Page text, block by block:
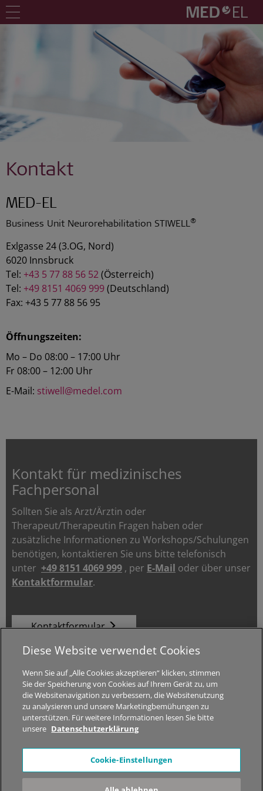
Kontakt
MED-EL
Business Unit Neurorehabilitation STIWELL®
Exlgasse 24 (3.OG, Nord)
6020 Innsbruck
Tel: +43 5 77 88 56 52(Österreich)
Tel: +49 8151 4069 999(Deutschland)
Fax: +43 5 77 88 56 95
Öffnungszeiten:
Mo – Do 08:00 – 17:00 Uhr
Fr 08:00 – 12:00 Uhr
E-Mail: stiwell@medel.com
Kontakt für medizinisches
Fachpersonal
Sollten Sie als Arzt/Ärztin oder
Therapeut/Therapeutin Fragen haben oder
zusätzliche Informationen zu Workshops/Schulungen
benötigen, kontaktieren Sie uns bitte telefonisch
unter +49 8151 4069 999 , per E-Mail oder über unser
Kontaktformular.
Kontaktformular
Alle Rechte vorbehalten.
| Über STIWELL | Sitemap | Datenschutzhinweise|
Impressum
*Der Inhalt dieser Webseite dient nur zur allgemeinen
Information. Es werden keine medizinischen Ratschläge
gegeben! Kontaktieren Sie bitte Ihren Arzt und lassen Sie sich
Diese Website verwendet Cookies
Wenn Sie auf „Alle Cookies akzeptieren“ klicken, stimmen
Sie der Speicherung von Cookies auf Ihrem Gerät zu, um
die Websitenavigation zu verbessern, die Websitenutzung
zu analysieren und unsere Marketingbemühungen zu
unterstützen. Für weitere Informationen lesen Sie bitte
unsere Datenschutzerklärung
Cookie-Einstellungen